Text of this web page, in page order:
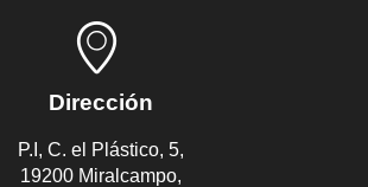
Dirección
P.I, C. el Plástico, 5,
19200 Miralcampo,